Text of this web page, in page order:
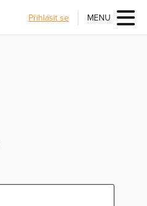
Přihlásit se MENU